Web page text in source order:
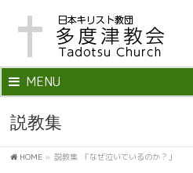
MENU
説教集
HOME » 説教集 「なぜ泣いているのか？」